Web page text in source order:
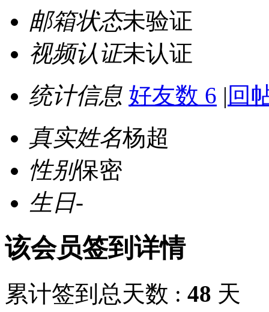
邮箱状态未验证
视频认证未认证
统计信息 好友数 6 | 回
真实姓名杨超
性别保密
生日-
该会员签到详情
累计签到总天数 : 48 天